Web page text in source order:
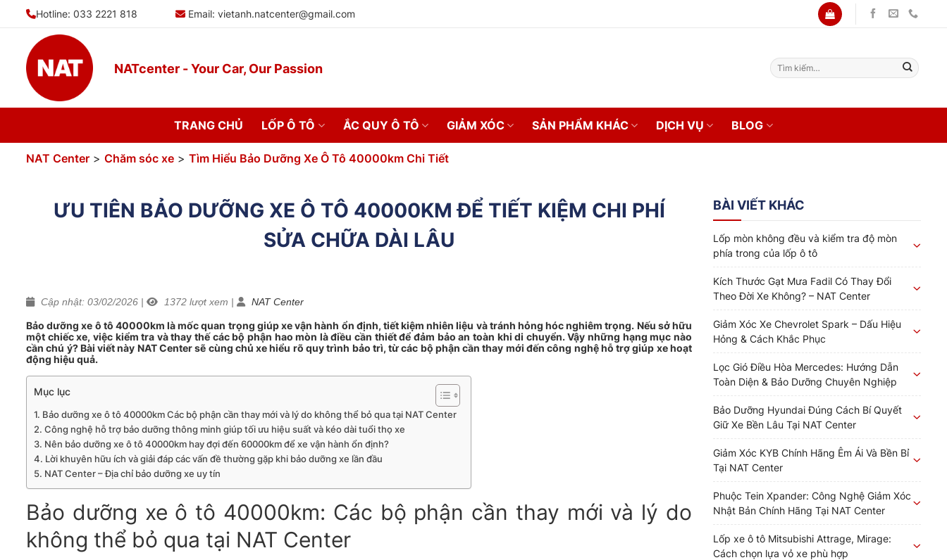
Hotline: 033 2221 818 Email: vietanh.natcenter@gmail.com
NATcenter - Your Car, Our Passion
Tìm
kiếm:
TRANG CHỦ LỐP Ô TÔ ẮC QUY Ô TÔ GIẢM XÓC SẢN PHẨM KHÁC DỊCH VỤ BLOG
NAT Center > Chăm sóc xe > Tìm Hiểu Bảo Dưỡng Xe Ô Tô 40000km Chi Tiết
ƯU TIÊN BẢO DƯỠNG XE Ô TÔ 40000KM ĐỂ TIẾT KIỆM CHI PHÍ
SỬA CHỮA DÀI LÂU
Cập nhật: 03/02/2026 | 1372 lượt xem | NAT Center
Bảo dưỡng xe ô tô 40000km là mốc quan trọng giúp xe vận hành ổn định, tiết kiệm nhiên liệu và tránh hỏng hóc nghiêm trọng. Nếu sở hữu
một chiếc xe, việc kiểm tra và thay thế các bộ phận hao mòn là điều cần thiết để đảm bảo an toàn khi di chuyển. Vậy những hạng mục nào
cần chú ý? Bài viết này NAT Center sẽ cùng chủ xe hiểu rõ quy trình bảo trì, từ các bộ phận cần thay mới đến công nghệ hỗ trợ giúp xe hoạt
động hiệu quả.
Mục lục
Bảo dưỡng xe ô tô 40000km Các bộ phận cần thay mới và lý do không thể bỏ qua tại NAT Center
Công nghệ hỗ trợ bảo dưỡng thông minh giúp tối ưu hiệu suất và kéo dài tuổi thọ xe
Nên bảo dưỡng xe ô tô 40000km hay đợi đến 60000km để xe vận hành ổn định?
Lời khuyên hữu ích và giải đáp các vấn đề thường gặp khi bảo dưỡng xe lần đầu
NAT Center – Địa chỉ bảo dưỡng xe uy tín
Bảo dưỡng xe ô tô 40000km: Các bộ phận cần thay mới và lý do
không thể bỏ qua tại NAT Center
BÀI VIẾT KHÁC
Lốp mòn không đều và kiểm tra độ mòn
phía trong của lốp ô tô
Kích Thước Gạt Mưa Fadil Có Thay Đổi
Theo Đời Xe Không? – NAT Center
Giảm Xóc Xe Chevrolet Spark – Dấu Hiệu
Hỏng & Cách Khắc Phục
Lọc Gió Điều Hòa Mercedes: Hướng Dẫn
Toàn Diện & Bảo Dưỡng Chuyên Nghiệp
Bảo Dưỡng Hyundai Đúng Cách Bí Quyết
Giữ Xe Bền Lâu Tại NAT Center
Giảm Xóc KYB Chính Hãng Êm Ái Và Bền Bỉ
Tại NAT Center
Phuộc Tein Xpander: Công Nghệ Giảm Xóc
Nhật Bản Chính Hãng Tại NAT Center
Lốp xe ô tô Mitsubishi Attrage, Mirage:
Cách chọn lựa vỏ xe phù hợp